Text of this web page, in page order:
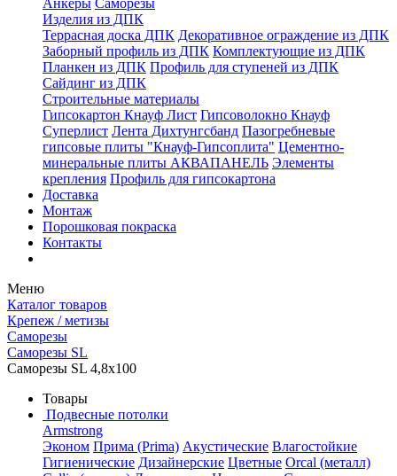
Анкеры Саморезы
Изделия из ДПК
Террасная доска ДПК Декоративное ограждение из ДПК
Заборный профиль из ДПК Комплектующие из ДПК
Планкен из ДПК Профиль для ступеней из ДПК
Сайдинг из ДПК
Строительные материалы
Гипсокартон Кнауф Лист Гипсоволокно Кнауф
Суперлист Лента Дихтунгсбанд Пазогребневые
гипсовые плиты "Кнауф-Гипсоплита" Цементно-
минеральные плиты АКВАПАНЕЛЬ Элементы
крепления Профиль для гипсокартона
Доставка
Монтаж
Порошковая покраска
Контакты
Меню
Каталог товаров
Крепеж / метизы
Саморезы
Саморезы SL
Саморезы SL 4,8х100
Товары
Подвесные потолки
Armstrong
Эконом Прима (Prima) Акустические Влагостойкие
Гигиенические Дизайнерские Цветные Orcal (металл)